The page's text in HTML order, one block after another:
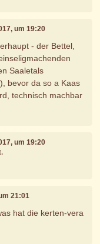
um 19:20
- der Bettel,
Saaletals
bevor da so a Kaas
technisch machbar
um 19:20
21:01
hat die kerten-vera